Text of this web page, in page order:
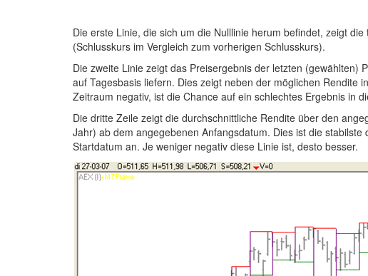
Die erste Linie, die sich um die Nulllinie herum befindet, zeigt
(Schlusskurs im Vergleich zum vorherigen Schlusskurs).
Die zweite Linie zeigt das Preisergebnis der letzten
auf Tagesbasis liefern. Dies zeigt neben der möglichen Rendite
Zeitraum negativ, ist die Chance auf ein schlechtes Ergebnis in
Die dritte Zeile zeigt die durchschnittliche Rendite über den
Jahr) ab dem angegebenen Anfangsdatum. Dies ist die
Startdatum an. Je weniger negativ diese Linie ist, desto besser.